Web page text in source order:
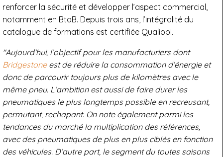
renforcer la sécurité et développer l’aspect commercial,
notamment en BtoB. Depuis trois ans, l’intégralité du
catalogue de formations est certifiée Qualiopi.
"Aujourd’hui, l’objectif pour les manufacturiers dont
Bridgestoneest de réduire la consommation d’énergie et
donc de parcourir toujours plus de kilomètres avec le
même pneu. L’ambition est aussi de faire durer les
pneumatiques le plus longtemps possible en recreusant,
permutant, rechapant. On note également parmi les
tendances du marché la multiplication des références,
avec des pneumatiques de plus en plus ciblés en fonction
des véhicules. D’autre part, le segment du toutes saisons